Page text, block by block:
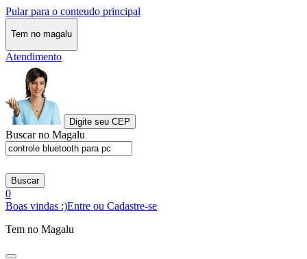
Pular para o conteudo principal
Tem no magalu
Atendimento
Digite seu CEP
Buscar no Magalu
Buscar
0
Boas vindas :)Entre ou Cadastre-se
Tem no Magalu